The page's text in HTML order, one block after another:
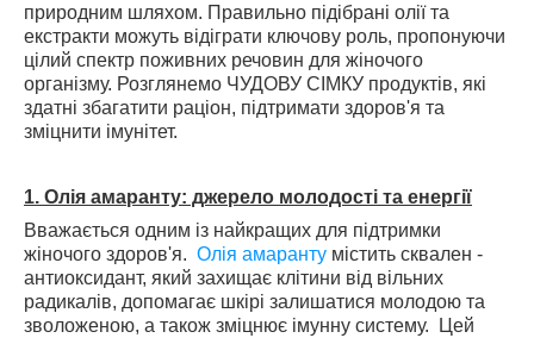
природним шляхом. Правильно підібрані олії та
екстракти можуть відіграти ключову роль, пропонуючи
цілий спектр поживних речовин для жіночого
організму. Розглянемо ЧУДОВУ СІМКУ продуктів, які
здатні збагатити раціон, підтримати здоров'я та
зміцнити імунітет.
1. Олія амаранту: джерело молодості та енергії
Вважається одним із найкращих для підтримки
жіночого здоров'я. Олія амаранту містить сквален -
антиоксидант, який захищає клітини від вільних
радикалів, допомагає шкірі залишатися молодою та
зволоженою, а також зміцнює імунну систему. Цей